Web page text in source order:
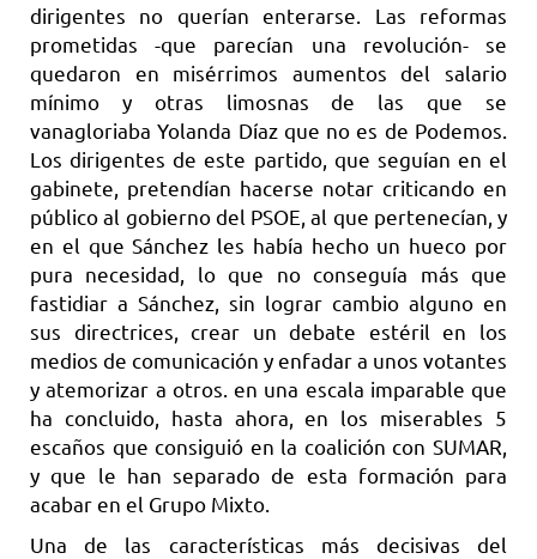
dirigentes no querían enterarse. Las reformas
prometidas -que parecían una revolución- se
quedaron en misérrimos aumentos del salario
mínimo y otras limosnas de las que se
vanagloriaba Yolanda Díaz que no es de Podemos.
Los dirigentes de este partido, que seguían en el
gabinete, pretendían hacerse notar criticando en
público al gobierno del PSOE, al que pertenecían, y
en el que Sánchez les había hecho un hueco por
pura necesidad, lo que no conseguía más que
fastidiar a Sánchez, sin lograr cambio alguno en
sus directrices, crear un debate estéril en los
medios de comunicación y enfadar a unos votantes
y atemorizar a otros. en una escala imparable que
ha concluido, hasta ahora, en los miserables 5
escaños que consiguió en la coalición con SUMAR,
y que le han separado de esta formación para
acabar en el Grupo Mixto.
Una de las características más decisivas del